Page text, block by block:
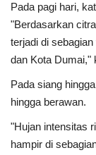
Pada pagi hari,
"Berdasarkan
terjadi di
dan Kota Dumai,"
Pada siang
hingga berawan.
"Hujan intensitas
hampir di